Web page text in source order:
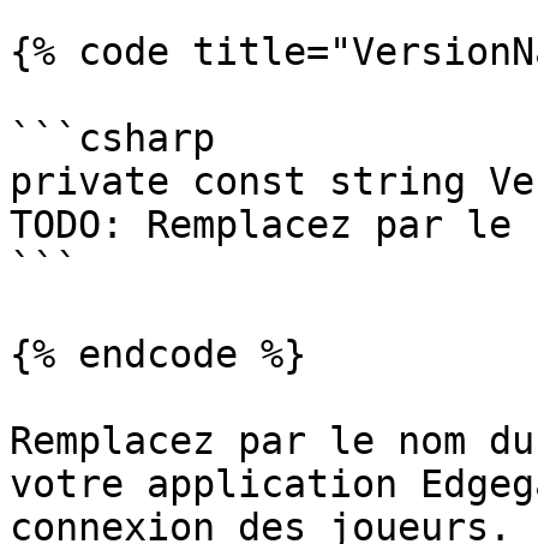
{% code
```csharp
private const string
TODO: Remplacez par
```
{% endcode %}
Remplacez par le nom
votre application
connexion des joueurs.